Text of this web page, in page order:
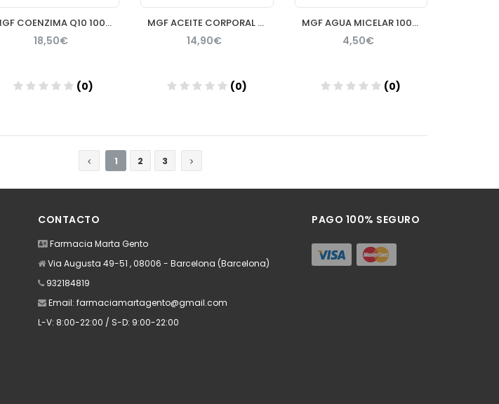
MGF COENZIMA Q10 100 MG 30 CAP
18,50€
(0)
MGF ACEITE CORPORAL REAFIRMANTE 100 ML
14,90€
(0)
MGF AGUA MICELAR 100ML
4,50€
(0)
1
2 3
CONTACTO
Farmacia Marta Gento
Via Augusta 49-51 , 08006 - Barcelona (Barcelona)
932184819
Email: farmaciamartagento@gmail.com
L-V: 8:00-22:00 / S-D: 9:00-22:00
PAGO 100% SEGURO